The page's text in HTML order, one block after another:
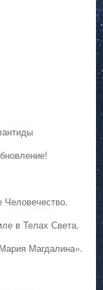
в Телах Света.
Магдалина».